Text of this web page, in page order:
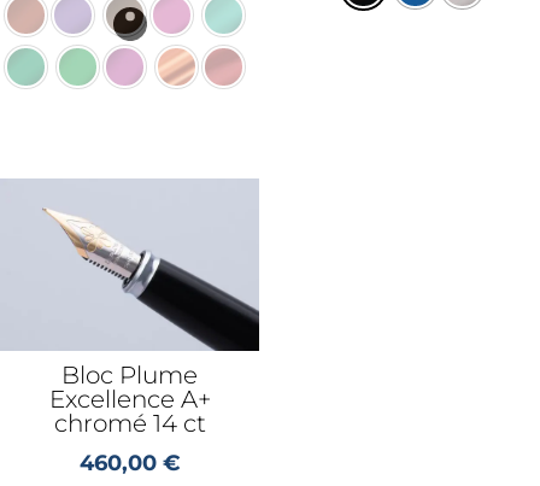
Bloc Plume
Excellence A+
chromé 14 ct
460,00 €